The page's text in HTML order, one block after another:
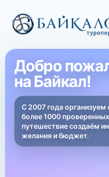
Добро
на Байкал!
С 2007 года организуем
более 1000
путешествие создаём
желания и бюджет.